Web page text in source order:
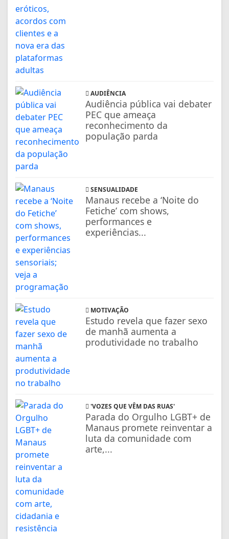
AUDIÊNCIA
Audiência pública vai debater
PEC que ameaça
reconhecimento da
população parda
SENSUALIDADE
Manaus recebe a ‘Noite do
Fetiche’ com shows,
performances e
experiências...
MOTIVAÇÃO
Estudo revela que fazer sexo
de manhã aumenta a
produtividade no trabalho
'VOZES QUE VÊM DAS RUAS'
Parada do Orgulho LGBT+ de
Manaus promete reinventar a
luta da comunidade com
arte,...